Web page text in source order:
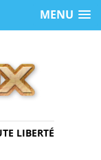
MENU
LIBERTÉ